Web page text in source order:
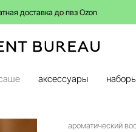
доставка до пвз Ozon
аксессуары
ароматический